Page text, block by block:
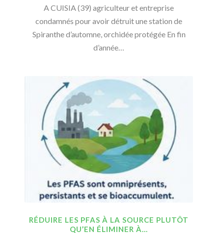
A CUISIA (39) agriculteur et entreprise
condamnés pour avoir détruit une station de
Spiranthe d’automne, orchidée protégée En fin
d’année…
RÉDUIRE LES PFAS À LA SOURCE PLUTÔT
QU’EN ÉLIMINER À…